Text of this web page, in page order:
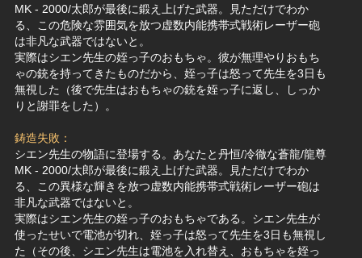
MK - 2000/太郎が最後に鍛え上げた武器。見ただけでわか
る、この危険な雰囲気を放つ虚数内能携帯式戦術レーザー砲
は非凡な武器ではないと。
実際はシエン先生の姪っ子のおもちゃ。彼が無理やりおもち
ゃの銃を持ってきたものだから、姪っ子は怒って先生を3日も
無視した（後で先生はおもちゃの銃を姪っ子に返し、しっか
りと謝罪をした）。
鋳造失敗：
シエン先生の物語に登場する。あなたと丹恒/冷徹な蒼龍/龍尊
MK - 2000/太郎が最後に鍛え上げた武器。見ただけでわか
る、この異様な輝きを放つ虚数内能携帯式戦術レーザー砲は
非凡な武器ではないと。
実際はシエン先生の姪っ子のおもちゃである。シエン先生が
使ったせいで電池が切れ、姪っ子は怒って先生を3日も無視し
た（その後、シエン先生は電池を入れ替え、おもちゃを姪っ